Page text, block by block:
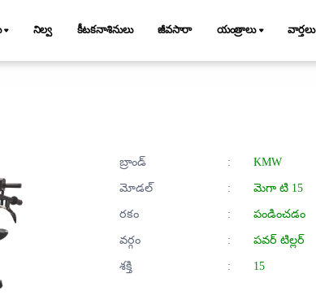
నిల్వ కీటకనాశినులు జీవసారా యంత్రాలు వార్తలు
బ్రాండ్ :
KMW
మోడల్
:
మెగా టి 15
రకం
:
పండించడం
వర్గం
:
పవర్ టిల్లర్
శక్తి
: 15